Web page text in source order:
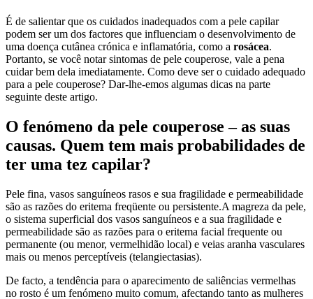
É de salientar que os cuidados inadequados com a pele capilar
podem ser um dos factores que influenciam o desenvolvimento de
uma doença cutânea crónica e inflamatória, como a rosácea.
Portanto, se você notar sintomas de pele couperose, vale a pena
cuidar bem dela imediatamente. Como deve ser o cuidado adequado
para a pele couperose? Dar-lhe-emos algumas dicas na parte
seguinte deste artigo.
O fenómeno da pele couperose – as suas
causas. Quem tem mais probabilidades de
ter uma tez capilar?
Pele fina, vasos sanguíneos rasos e sua fragilidade e permeabilidade
são as razões do eritema freqüente ou persistente.A magreza da pele,
o sistema superficial dos vasos sanguíneos e a sua fragilidade e
permeabilidade são as razões para o eritema facial frequente ou
permanente (ou menor, vermelhidão local) e veias aranha vasculares
mais ou menos perceptíveis (telangiectasias).
De facto, a tendência para o aparecimento de saliências vermelhas
no rosto é um fenómeno muito comum, afectando tanto as mulheres